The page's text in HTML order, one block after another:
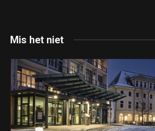
Mis het niet